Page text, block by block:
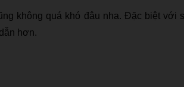
không quá khó đâu nha. Đặc biệt với
hơn.